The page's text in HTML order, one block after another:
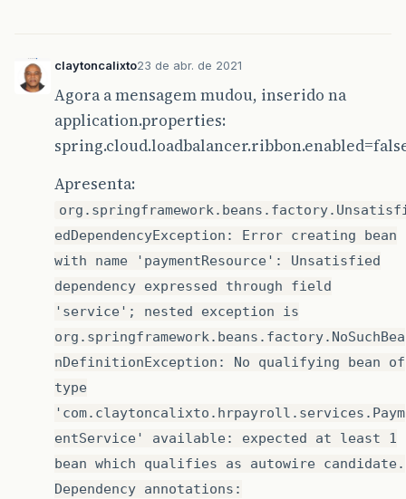
claytoncalixto23 de abr. de 2021
Agora a mensagem mudou, inserido na
application.properties:
Apresenta:
edDependencyException: Error creating bean
with name 'paymentResource': Unsatisfied
dependency expressed through field
'service'; nested exception is
org.springframework.beans.factory.NoSuchBea
nDefinitionException: No qualifying bean of
type
'com.claytoncalixto.hrpayroll.services.Paym
entService' available: expected at least 1
bean which qualifies as autowire candidate.
Dependency annotations: